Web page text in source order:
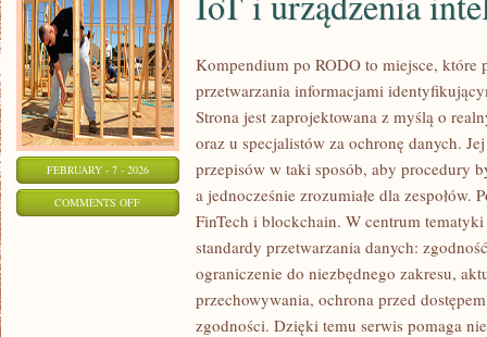
FEBRUARY - 7 - 2026
COMMENTS OFFON
URZĄDZENIA
INTELIGENTNE
Kompendium po RODO to miejsce, które
przetwarzania informacjami
Strona jest zaprojektowana z myślą o
oraz u specjalistów za ochronę danych.
przepisów w taki sposób, aby procedury
a jednocześnie zrozumiałe dla zespołów.
FinTech i blockchain. W centrum tematyki
standardy przetwarzania danych:
ograniczenie do niezbędnego zakresu,
przechowywania, ochrona przed
zgodności. Dzięki temu serwis pomaga